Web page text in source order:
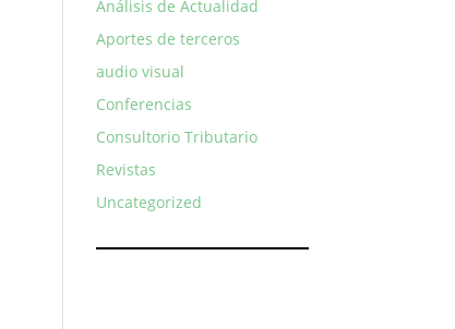
Análisis de Actualidad
Aportes de terceros
audio visual
Conferencias
Consultorio Tributario
Revistas
Uncategorized